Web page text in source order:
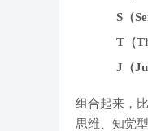
S（
T（
J（
组合起来，
思维、知觉